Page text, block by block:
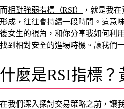
而相對強弱指標（RSI）
，就是我
形成，往往會持續一段時間。這意
後女生的視角，和你分享我如何利
找到相對安全的進場時機。讓我們
什麼是RSI指標
在我們深入探討交易策略之前，讓